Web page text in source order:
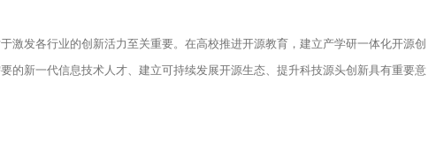
激发各行业的创新活力至关重要。在高校推进开源教育，建立产学研一体化开源创
的新一代信息技术人才、建立可持续发展开源生态、提升科技源头创新具有重要意